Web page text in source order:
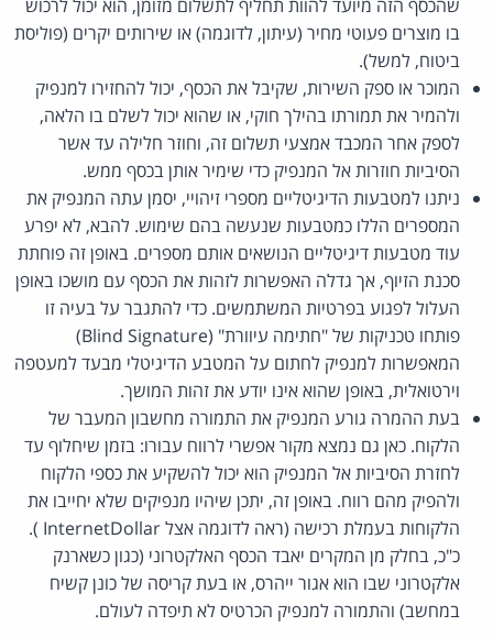
שהכסף הזה מיועד להוות תחליף לתשלום מזומן, הוא יכול לרכוש
בו מוצרים פעוטי מחיר (עיתון, לדוגמה) או שירותים יקרים (פוליסת
ביטוח, למשל).
המוכר או ספק השירות, שקיבל את הכסף, יכול להחזירו למנפיק
ולהמיר את תמורתו בהילך חוקי, או שהוא יכול לשלם בו הלאה,
לספק אחר המכבד אמצעי תשלום זה, וחוזר חלילה עד אשר
הסיביות חוזרות אל המנפיק כדי שימיר אותן בכסף ממש.
ניתנו למטבעות הדיגיטליים מספרי זיהויי, יסמן עתה המנפיק את
המספרים הללו כמטבעות שנעשה בהם שימוש. להבא, לא יפרע
עוד מטבעות דיגיטליים הנושאים אותם מספרים. באופן זה פוחתת
סכנת הזיוף, אך גדלה האפשרות לזהות את הכסף עם מושכו באופן
העלול לפגוע בפרטיות המשתמשים. כדי להתגבר על בעיה זו
פותחו טכניקות של "חתימה עיוורת" (Blind Signature)
המאפשרות למנפיק לחתום על המטבע הדיגיטלי מבעד למעטפה
וירטואלית, באופן שהוא אינו יודע את זהות המושך.
בעת ההמרה גורע המנפיק את התמורה מחשבון המעבר של
הלקוח. כאן גם נמצא מקור אפשרי לרווח עבורו: בזמן שיחלוף עד
לחזרת הסיביות אל המנפיק הוא יכול להשקיע את כספי הלקוח
ולהפיק מהם רווח. באופן זה, יתכן שיהיו מנפיקים שלא יחייבו את
הלקוחות בעמלת רכישה (ראה לדוגמה אצל InternetDollar ).
כ"כ, בחלק מן המקרים יאבד הכסף האלקטרוני (כגון כשארנק
אלקטרוני שבו הוא אגור ייהרס, או בעת קריסה של כונן קשיח
במחשב) והתמורה למנפיק הכרטיס לא תיפדה לעולם.